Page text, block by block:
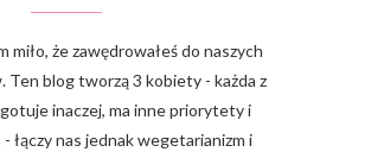
miło, że zawędrowałeś do naszych
blog tworzą 3 kobiety - każda z
inaczej, ma inne priorytety i
łączy nas jednak wegetarianizm i